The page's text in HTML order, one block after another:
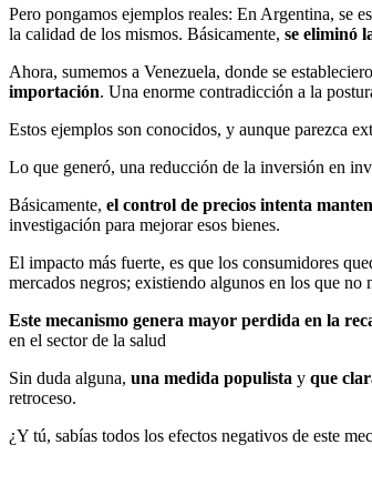
Pero pongamos ejemplos reales: En Argentina, se
la calidad de los mismos. Básicamente, se eliminó
Ahora, sumemos a Venezuela, donde se
importación. Una enorme contradicción a la
Estos ejemplos son conocidos, y aunque parezca
Lo que generó, una reducción de la inversión en
Básicamente, el control de precios intenta
investigación para mejorar esos bienes.
El impacto más fuerte, es que los consumidores
mercados negros; existiendo algunos en los que no
Este mecanismo genera mayor perdida en la
en el sector de la salud
Sin duda alguna, una medida populista y que
retroceso.
¿Y tú, sabías todos los efectos negativos de este